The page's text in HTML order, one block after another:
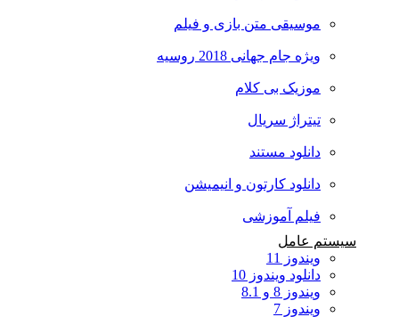
موسیقی متن بازی و فیلم
ویژه جام جهانی 2018 روسیه
موزیک بی کلام
تیتراژ سریال
دانلود مستند
دانلود کارتون و انیمیشن
فیلم آموزشی
سیستم عامل
ویندوز 11
دانلود ویندوز 10
ویندوز 8 و 8.1
ویندوز 7